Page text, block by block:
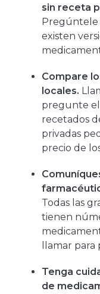
sin receta
Pregúntele
existen
Compare
locales.
pregunte el
recetados
privadas
precio de
Todas las
tienen
llamar
Tenga
de